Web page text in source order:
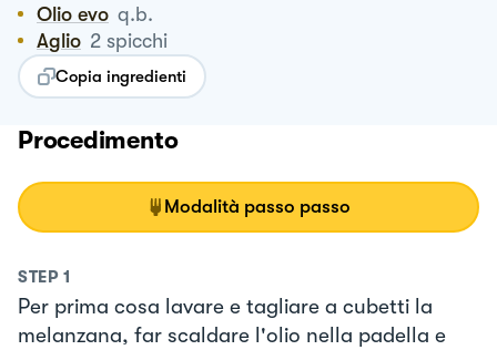
Olio evo q.b.
Aglio 2 spicchi
Copia ingredienti
Procedimento
Modalità passo passo
STEP 1
Per prima cosa lavare e tagliare a cubetti la
melanzana, far scaldare l'olio nella padella e